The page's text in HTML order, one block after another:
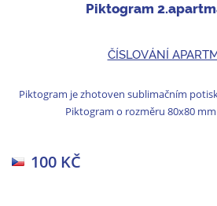
Piktogram
ČÍSLOVÁNÍ
Piktogram je zhotoven sublimačním
Piktogram o rozměru 80x80
100 KČ